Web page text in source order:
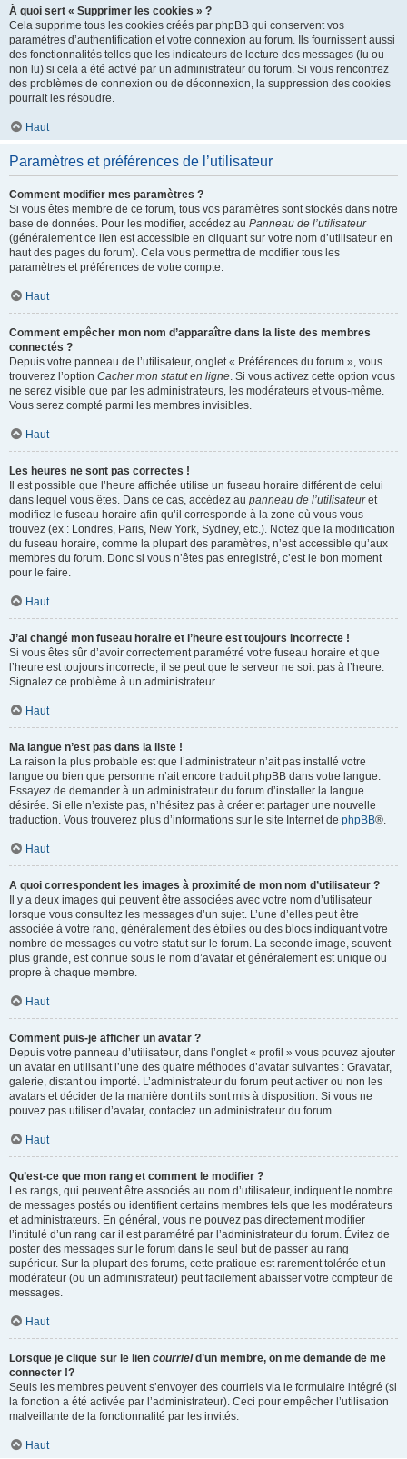
À quoi sert « Supprimer les cookies » ?
Cela supprime tous les cookies créés par phpBB qui conservent vos
paramètres d’authentification et votre connexion au forum. Ils fournissent aussi
des fonctionnalités telles que les indicateurs de lecture des messages (lu ou
non lu) si cela a été activé par un administrateur du forum. Si vous rencontrez
des problèmes de connexion ou de déconnexion, la suppression des cookies
pourrait les résoudre.
Haut
Paramètres et préférences de l’utilisateur
Comment modifier mes paramètres ?
Si vous êtes membre de ce forum, tous vos paramètres sont stockés dans notre
base de données. Pour les modifier, accédez au Panneau de l’utilisateur
(généralement ce lien est accessible en cliquant sur votre nom d’utilisateur en
haut des pages du forum). Cela vous permettra de modifier tous les
paramètres et préférences de votre compte.
Haut
Comment empêcher mon nom d’apparaître dans la liste des membres
connectés ?
Depuis votre panneau de l’utilisateur, onglet « Préférences du forum », vous
trouverez l’option Cacher mon statut en ligne. Si vous activez cette option vous
ne serez visible que par les administrateurs, les modérateurs et vous-même.
Vous serez compté parmi les membres invisibles.
Haut
Les heures ne sont pas correctes !
Il est possible que l’heure affichée utilise un fuseau horaire différent de celui
dans lequel vous êtes. Dans ce cas, accédez au panneau de l’utilisateuret
modifiez le fuseau horaire afin qu’il corresponde à la zone où vous vous
trouvez (ex : Londres, Paris, New York, Sydney, etc.). Notez que la modification
du fuseau horaire, comme la plupart des paramètres, n’est accessible qu’aux
membres du forum. Donc si vous n’êtes pas enregistré, c’est le bon moment
pour le faire.
Haut
J’ai changé mon fuseau horaire et l’heure est toujours incorrecte !
Si vous êtes sûr d’avoir correctement paramétré votre fuseau horaire et que
l’heure est toujours incorrecte, il se peut que le serveur ne soit pas à l’heure.
Signalez ce problème à un administrateur.
Haut
Ma langue n’est pas dans la liste !
La raison la plus probable est que l’administrateur n’ait pas installé votre
langue ou bien que personne n’ait encore traduit phpBB dans votre langue.
Essayez de demander à un administrateur du forum d’installer la langue
désirée. Si elle n’existe pas, n’hésitez pas à créer et partager une nouvelle
traduction. Vous trouverez plus d’informations sur le site Internet de phpBB®.
Haut
A quoi correspondent les images à proximité de mon nom d’utilisateur ?
Il y a deux images qui peuvent être associées avec votre nom d’utilisateur
lorsque vous consultez les messages d’un sujet. L’une d’elles peut être
associée à votre rang, généralement des étoiles ou des blocs indiquant votre
nombre de messages ou votre statut sur le forum. La seconde image, souvent
plus grande, est connue sous le nom d’avatar et généralement est unique ou
propre à chaque membre.
Haut
Comment puis-je afficher un avatar ?
Depuis votre panneau d’utilisateur, dans l’onglet « profil » vous pouvez ajouter
un avatar en utilisant l’une des quatre méthodes d’avatar suivantes : Gravatar,
galerie, distant ou importé. L’administrateur du forum peut activer ou non les
avatars et décider de la manière dont ils sont mis à disposition. Si vous ne
pouvez pas utiliser d’avatar, contactez un administrateur du forum.
Haut
Qu’est-ce que mon rang et comment le modifier ?
Les rangs, qui peuvent être associés au nom d’utilisateur, indiquent le nombre
de messages postés ou identifient certains membres tels que les modérateurs
et administrateurs. En général, vous ne pouvez pas directement modifier
l’intitulé d’un rang car il est paramétré par l’administrateur du forum. Évitez de
poster des messages sur le forum dans le seul but de passer au rang
supérieur. Sur la plupart des forums, cette pratique est rarement tolérée et un
modérateur (ou un administrateur) peut facilement abaisser votre compteur de
messages.
Haut
Lorsque je clique sur le lien courrield’un membre, on me demande de me
connecter !?
Seuls les membres peuvent s’envoyer des courriels via le formulaire intégré (si
la fonction a été activée par l’administrateur). Ceci pour empêcher l’utilisation
malveillante de la fonctionnalité par les invités.
Haut